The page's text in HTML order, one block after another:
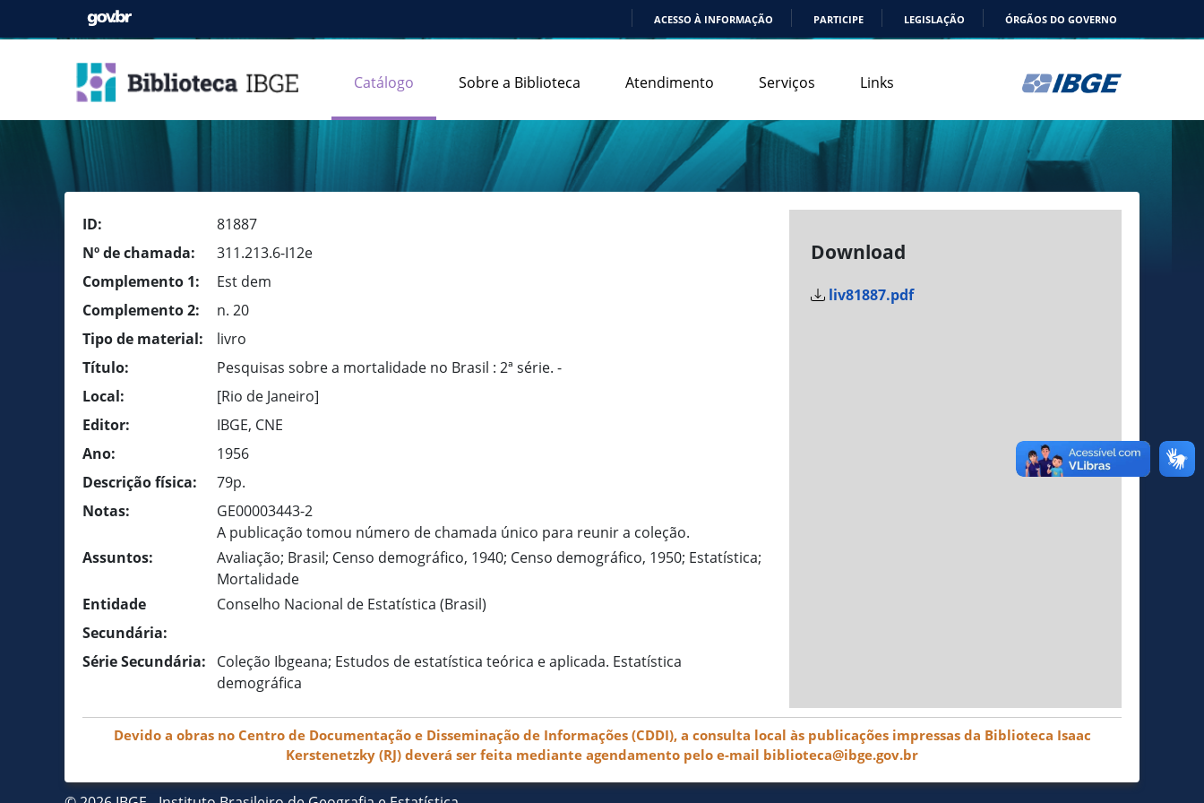
ACESSO À INFORMAÇÃO PARTICIPE LEGISLAÇÃO ÓRGÃOS DO GOVERNO
Catálogo Sobre a Biblioteca Atendimento Serviços Links
ID:
81887
Nº de chamada:
311.213.6-I12e
Complemento 1:
Est dem
Complemento 2:
n. 20
Tipo de material:
livro
Título:
Pesquisas sobre a mortalidade no Brasil : 2ª série. -
Local:
[Rio de Janeiro]
Editor:
IBGE, CNE
Ano:
1956
Descrição física:
79p.
Notas:
GE00003443-2
A publicação tomou número de chamada único para reunir a coleção.
Assuntos:
Avaliação; Brasil; Censo demográfico, 1940; Censo demográfico, 1950; Estatística;
Mortalidade
Entidade
Secundária:
Conselho Nacional de Estatística (Brasil)
Série Secundária:
Coleção Ibgeana; Estudos de estatística teórica e aplicada. Estatística
demográfica
Download
liv81887.pdf
Devido a obras no Centro de Documentação e Disseminação de Informações (CDDI), a consulta local às publicações impressas da Biblioteca Isaac
Kerstenetzky (RJ) deverá ser feita mediante agendamento pelo e-mail biblioteca@ibge.gov.br